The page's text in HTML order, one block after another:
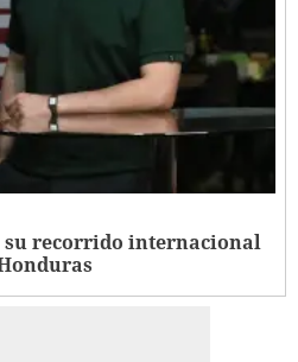
su recorrido internacional